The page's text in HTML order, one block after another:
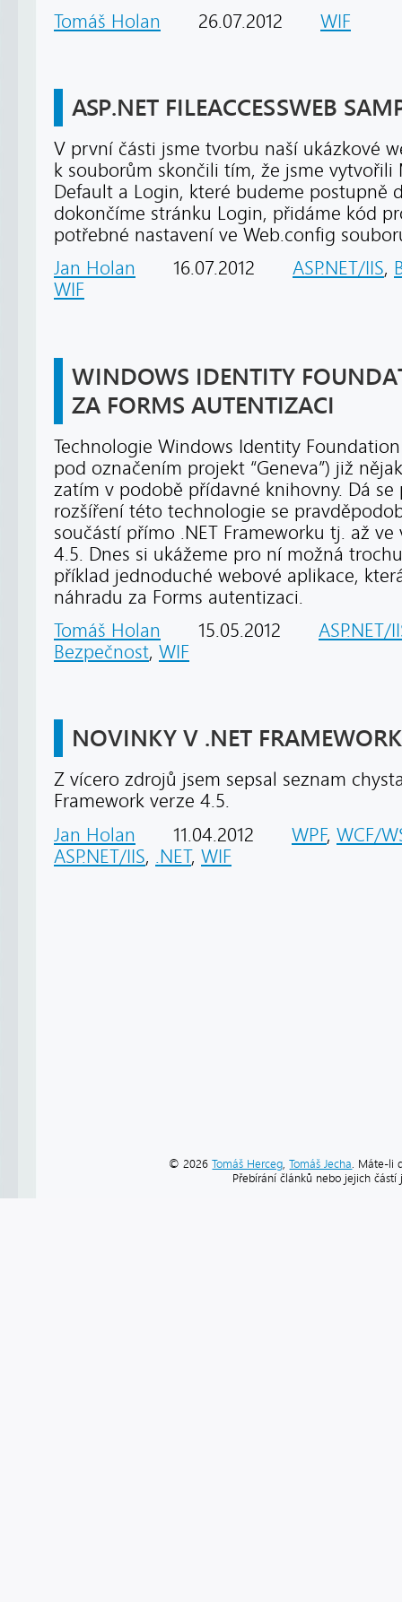
Tomáš Holan
26.07.2012 WIF
ASP.NET FILEACCESSWEB
V první části jsme tvorbu naší ukázkové
k souborům skončili tím, že jsme vytvořili
Default a Login, které budeme postupně
dokončíme stránku Login, přidáme kód
potřebné nastavení ve Web.config
Jan Holan
16.07.2012 ASP.NET/IIS,
WIF
WINDOWS IDENTITY
ZA FORMS AUTENTIZACI
Technologie Windows Identity
pod označením projekt “Geneva”) již
zatím v podobě přídavné knihovny. Dá
rozšíření této technologie se
součástí přímo .NET Frameworku tj. až ve
4.5. Dnes si ukážeme pro ní možná
příklad jednoduché webové aplikace,
náhradu za Forms autentizaci.
Tomáš Holan
15.05.2012
ASP.NET/
Bezpečnost, WIF
NOVINKY V .NET
Z vícero zdrojů jsem sepsal seznam
Framework verze 4.5.
Jan Holan
11.04.2012 WPF, WCF/
ASP.NET/IIS, .NET, WIF
© 2026Tomáš Herceg,Tomáš Jecha. Máte-li
Přebírání článků nebo jejich